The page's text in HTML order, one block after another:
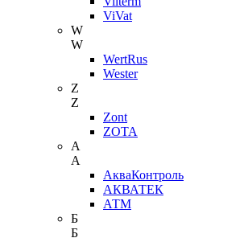
ViVat
W
W
WertRus
Wester
Z
Z
Zont
ZOTA
А
А
АкваКонтроль
АКВАТЕК
АТМ
Б
Б